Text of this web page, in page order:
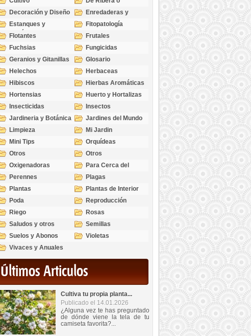
Palustres
Decoración y Diseño
Enredaderas y
cubresuelos
Estanques y
Acuáticas
Fitopatología
Flotantes
Frutales
Fuchsias
Fungicidas
Geranios y Gitanillas
Glosario
Helechos
Herbaceas
Hibiscos
Hierbas Aromáticas
Hortensias
Huerto y Hortalizas
Insecticidas
Insectos
Jardineria y Botánica
Jardines del Mundo
Limpieza
Mi Jardin
Mini Tips
Orquídeas
Otros
Otros
Oxigenadoras
Para Cerca del
Estanque
Perennes
Plagas
Plantas
Plantas de Interior
Poda
Reproducción
Riego
Rosas
Saludos y otros
temas
Semillas
Suelos y Abonos
Violetas
Vivaces y Anuales
Últimos Articulos
Cultiva tu propia planta...
Publicado el 14.01.2026
¿Alguna vez te has preguntado
de dónde viene la tela de tu
camiseta favorita?...